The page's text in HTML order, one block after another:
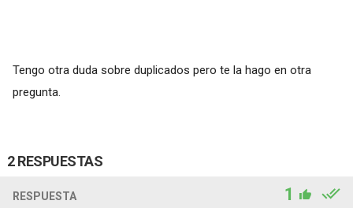
Tengo otra duda sobre duplicados pero te la hago en otra
pregunta.
2 RESPUESTAS
RESPUESTA 1